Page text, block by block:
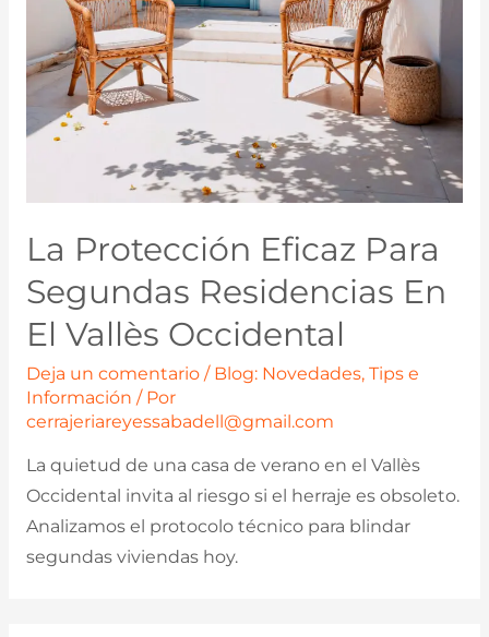
La Protección Eficaz Para
Segundas Residencias En
El Vallès Occidental
Deja un comentario / Blog: Novedades, Tips e
Información / Por
cerrajeriareyessabadell@gmail.com
La quietud de una casa de verano en el Vallès
Occidental invita al riesgo si el herraje es obsoleto.
Analizamos el protocolo técnico para blindar
segundas viviendas hoy.